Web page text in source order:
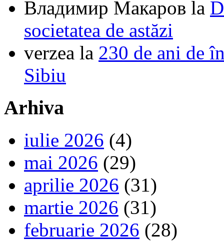
Владимир Макаров la
societatea de astăzi
verzea la 230 de ani de
Sibiu
Arhiva
iulie 2026 (4)
mai 2026 (29)
aprilie 2026 (31)
martie 2026 (31)
februarie 2026 (28)